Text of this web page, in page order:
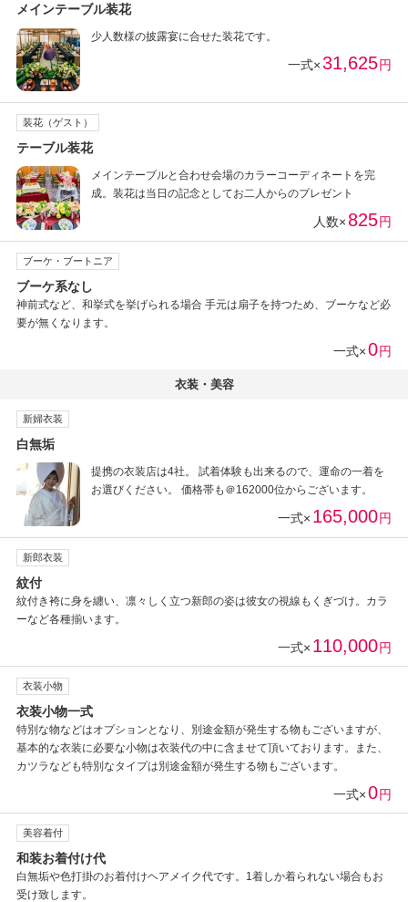
メインテーブル装花
少人数様の披露宴に合せた装花です。
一式×31,625円
装花（ゲスト）
テーブル装花
メインテーブルと合わせ会場のカラーコーディネートを完
成。装花は当日の記念としてお二人からのプレゼント
人数× 825円
ブーケ・ブートニア
ブーケ系なし
神前式など、和挙式を挙げられる場合 手元は扇子を持つため、ブーケなど必
要が無くなります。
一式×0円
衣装・美容
新婦衣装
白無垢
提携の衣装店は4社。 試着体験も出来るので、運命の一着を
お選びください。 価格帯も＠162000位からございます。
一式× 165,000円
新郎衣装
紋付
紋付き袴に身を纏い、凛々しく立つ新郎の姿は彼女の視線もくぎづけ。カラ
ーなど各種揃います。
一式× 110,000円
衣装小物
衣装小物一式
特別な物などはオプションとなり、別途金額が発生する物もございますが、
基本的な衣装に必要な小物は衣装代の中に含ませて頂いております。また、
カツラなども特別なタイプは別途金額が発生する物もございます。
一式×0円
美容着付
和装お着付け代
白無垢や色打掛のお着付けヘアメイク代です。1着しか着られない場合もお
受け致します。